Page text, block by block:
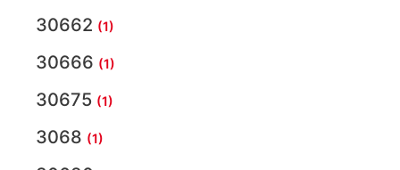
30662 (1)
30666 (1)
30675 (1)
3068 (1)